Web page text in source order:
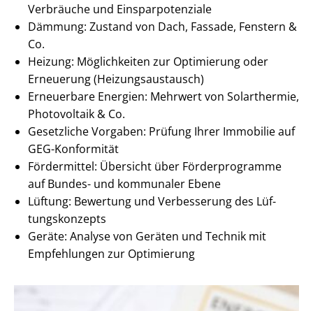
Verbräuche und Ein­spar­po­ten­zia­le
Dämmung: Zustand von Dach, Fassade, Fenstern &
Co.
Heizung: Möglichkeiten zur Optimierung oder
Erneuerung (Hei­zungs­aus­tausch)
Erneuerbare Energien: Mehrwert von Solarthermie,
Photovoltaik & Co.
Gesetzliche Vorgaben: Prüfung Ihrer Immobilie auf
GEG-Konformität
Fördermittel: Übersicht über Förderprogramme
auf Bundes- und kommunaler Ebene
Lüftung: Bewertung und Verbesserung des Lüf­
tungs­kon­zepts
Geräte: Analyse von Geräten und Technik mit
Empfehlungen zur Optimierung